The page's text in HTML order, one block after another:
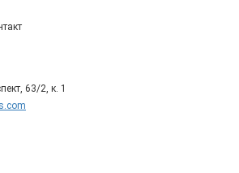
63/2, к. 1